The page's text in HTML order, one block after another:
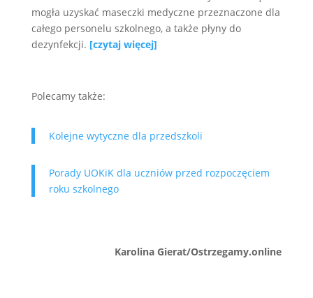
mogła uzyskać maseczki medyczne przeznaczone dla
całego personelu szkolnego, a także płyny do
dezynfekcji. [czytaj więcej]
Polecamy także:
Kolejne wytyczne dla przedszkoli
Porady UOKiK dla uczniów przed rozpoczęciem
roku szkolnego
Karolina Gierat/Ostrzegamy.online